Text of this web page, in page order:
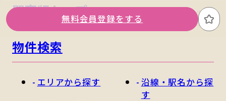
無料会員登録をする お
関東版トップ 関西版トップ
物件検索
エリアから探す
沿線・駅名から探
す